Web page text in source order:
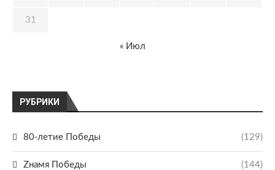
РУБРИКИ
80-летие Победы (129)
Zнамя Победы (144)
31
« Июл